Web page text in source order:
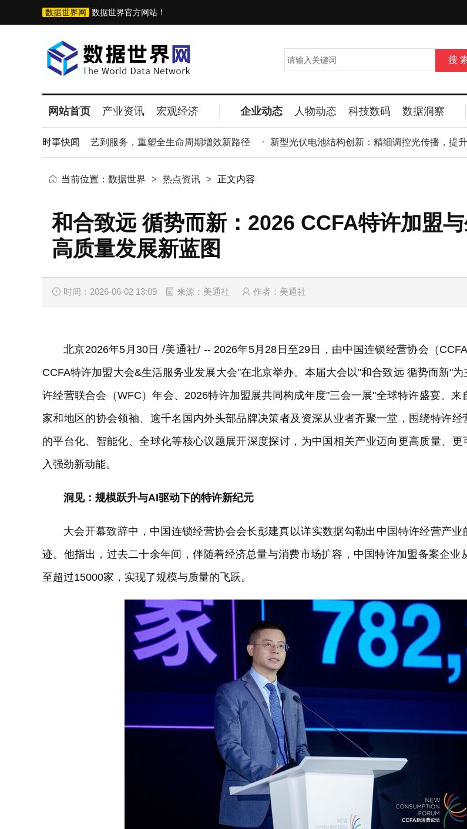
数据世界网 数据世界官方网站！
网站首页 产业资讯 宏观经济 企业动态 人物动态 科技数码 数据洞察
时事快闻
产：从材料工艺到服务，重塑全生命周期增效新路径 新型光伏电池结构创新：精细调控光传播，提升效率
当前位置： 数据世界 > 热点资讯 > 正文内容
和合致远 循势而新：2026 CCFA特许加盟
高质量发展新蓝图
时间：2026-06-02 13:09 来源：美通社 作者：美通社
北京2026年5月30日 /美通社/ -- 2026年5月28日至29日，由中国连锁经营协会（
CCFA特许加盟大会&生活服务业发展大会"在北京举办。本届大会以"和合致远 循势而新"
许经营联合会（WFC）年会、2026特许加盟展共同构成年度"三会一展"全球特许盛宴。来
家和地区的协会领袖、逾千名国内外头部品牌决策者及资深从业者齐聚一堂，围绕特许经
的平台化、智能化、全球化等核心议题展开深度探讨，为中国相关产业迈向更高质量、更
入强劲新动能。
洞见：规模跃升与AI驱动下的特许新纪元
大会开幕致辞中，中国连锁经营协会会长彭建真以详实数据勾勒出中国特许经营产业
迹。他指出，过去二十余年间，伴随着经济总量与消费市场扩容，中国特许加盟备案企业
至超过15000家，实现了规模与质量的飞跃。